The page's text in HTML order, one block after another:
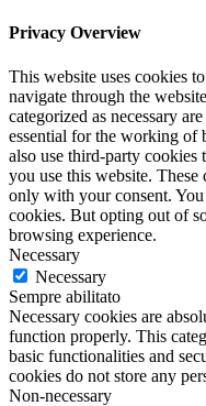
Privacy Overview
This website uses cookies
navigate through the
categorized as necessary
essential for the working of
also use third-party cookies
you use this website.
only with your consent.
cookies. But opting out of
browsing experience.
Necessary
Necessary
Sempre abilitato
Necessary cookies are
function properly. This
basic functionalities and
cookies do not store any
Non-necessary